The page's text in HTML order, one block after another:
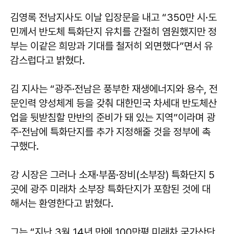
김영록 전남지사도 이날 입장문을 내고 “350만 시·도
민께서 반도체 특화단지 유치를 간절히 염원했지만 정
부는 이같은 희망과 기대를 철저히 외면했다”면서 유
감스럽다고 밝혔다.
김 지사는 “광주·전남은 풍부한 재생에너지와 용수, 전
문인력 양성체계 등을 갖춰 대한민국 차세대 반도체산
업을 뒷받침할 만반의 준비가 돼 있는 지역”이라며 광
주·전남에 특화단지를 추가 지정해줄 것을 정부에 촉
구했다.
강 시장은 그러나 소재·부품·장비(소부장) 특화단지 5
곳에 광주 미래차 소부장 특화단지가 포함된 것에 대
해서는 환영한다고 밝혔다.